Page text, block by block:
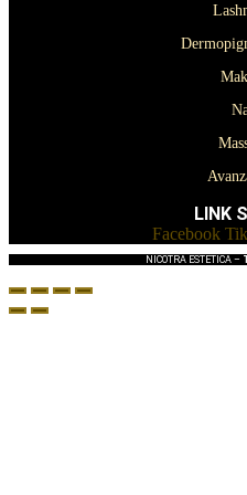
LINK
Facebook
NICOTRA ESTETICA –